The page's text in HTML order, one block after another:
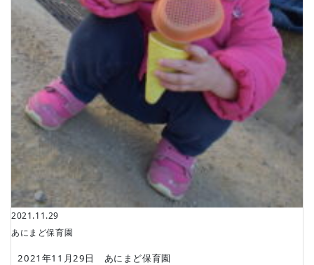
2021.11.29
あにまど保育園
2021年11月29日 あにまど保育園